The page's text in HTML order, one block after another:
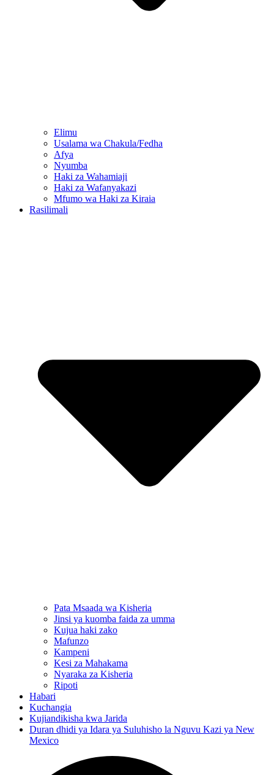
Elimu
Usalama wa Chakula/Fedha
Afya
Nyumba
Haki za Wahamiaji
Haki za Wafanyakazi
Mfumo wa Haki za Kiraia
Rasilimali
Pata Msaada wa Kisheria
Jinsi ya kuomba faida za umma
Kujua haki zako
Mafunzo
Kampeni
Kesi za Mahakama
Nyaraka za Kisheria
Ripoti
Habari
Kuchangia
Kujiandikisha kwa Jarida
Duran dhidi ya Idara ya Suluhisho la Nguvu Kazi ya New
Mexico